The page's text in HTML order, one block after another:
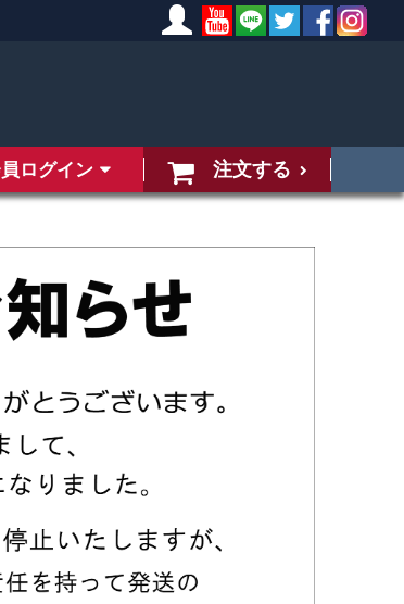
ログイン 注文する